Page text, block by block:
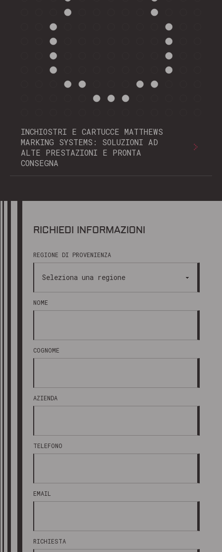
INCHIOSTRI E CARTUCCE MATTHEWS
MARKING SYSTEMS: SOLUZIONI AD
ALTE PRESTAZIONI E PRONTA
CONSEGNA
RICHIEDI INFORMAZIONI
REGIONE DI PROVENIENZA
NOME
COGNOME
AZIENDA
TELEFONO
EMAIL
RICHIESTA